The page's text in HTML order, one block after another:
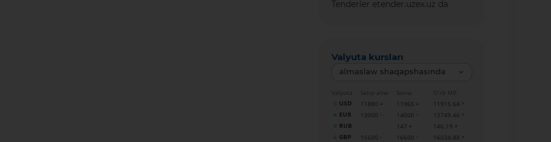
Tenderler etender.uzex.uz da
Valyuta kursları
almaslaw shaqapshasında
Valyuta Satıp alıw Satıw
O‘zb MB
USD
11880 11965
11915.64
EUR
13000 14000
13749.46
RUB
147
146.19
GBP
15600 16600
16034.88